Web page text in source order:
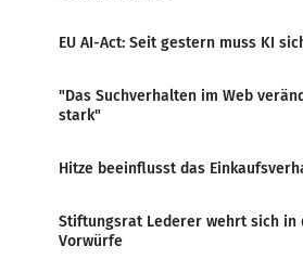
EU AI-Act: Seit gestern muss KI
"Das Suchverhalten im Web
stark"
Hitze beeinflusst das
Stiftungsrat Lederer wehrt sich in
Vorwürfe